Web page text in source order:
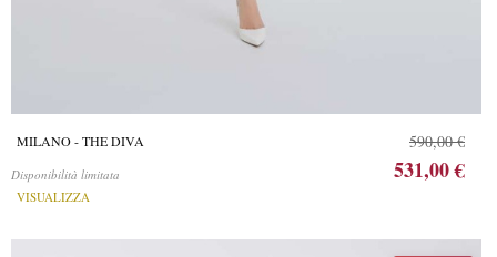
MILANO - THE DIVA
Disponibilità limitata
VISUALIZZA
590,00 €
531,00 €